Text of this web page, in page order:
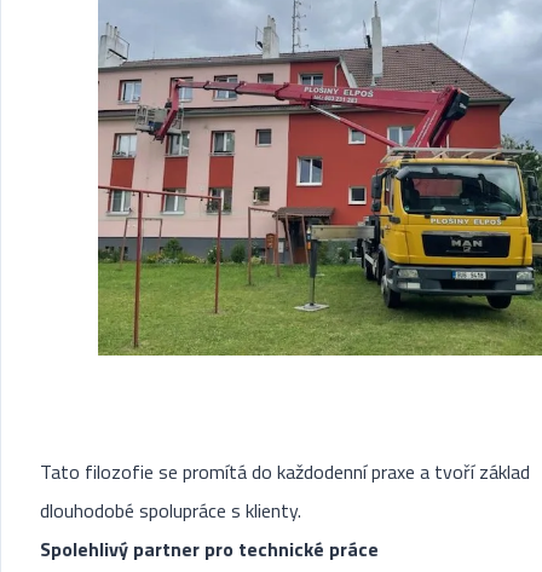
Tato filozofie se promítá do každodenní praxe a tvoří základ
dlouhodobé spolupráce s klienty.
Spolehlivý partner pro technické práce